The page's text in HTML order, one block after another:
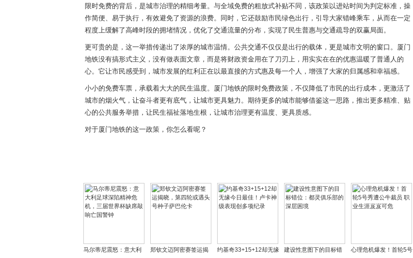
限时免费的背后，是城市治理的精细考量。与全域免费的粗放式补贴不同，该政策以进站时间为判定标准，操
作简便、易于执行，有效避免了资源的浪费。同时，它还鼓励市民绿色出行，引导大家错峰乘车，从而在一定
程度上缓解了高峰时段的拥堵情况，优化了交通流量的分布，实现了民生普惠与交通疏导的双赢局面。
更可贵的是，这一举措传递出了浓厚的城市温情。公共交通不仅仅是出行的载体，更是城市文明的窗口。厦门
地铁没有搞形式主义，没有做表面文章，而是将财政资金用在了刀刃上，用实实在在的优惠温暖了普通人的
心。它让市民感受到，城市发展的红利正在以最直接的方式惠及每一个人，增强了大家的归属感和幸福感。
小小的免费车票，承载着大大的民生温度。厦门地铁的限时免费政策，不仅降低了市民的出行成本，更激活了
城市的烟火气，让奋斗者更有底气，让城市更具魅力。期待更多的城市能够借鉴这一思路，推出更多精准、贴
心的公共服务举措，让民生福祉落地生根，让城市治理更有温度、更具质感。
对于厦门地铁的这一政策，你怎么看呢？
马尔蒂尼震怒：意大利
郑钦文迈阿密赛签运揭
约基奇33+15+12却无缘
建设性意图下的目标错
心理危机爆发！首轮5号